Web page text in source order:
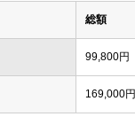
総額
99,800円
169,000円